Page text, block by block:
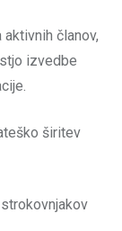
članov,
izvedbe
širitev